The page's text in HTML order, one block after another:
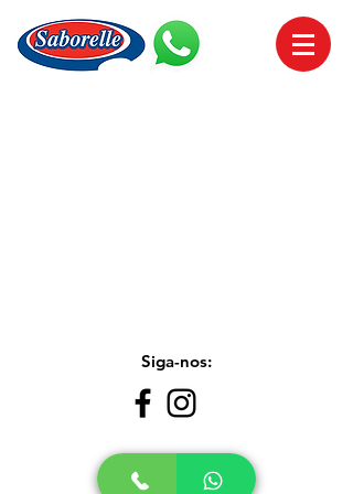
Siga-nos:
Entre em contato: